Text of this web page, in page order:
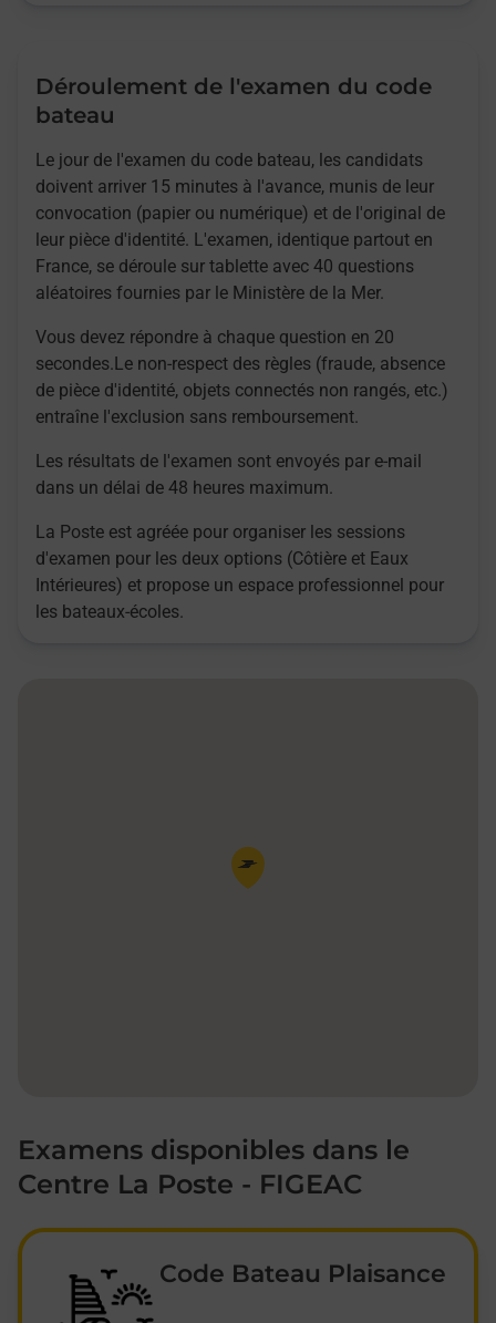
Déroulement de l'examen du code
bateau
Le jour de l'examen du code bateau, les candidats
doivent arriver 15 minutes à l'avance, munis de leur
convocation (papier ou numérique) et de l'original de
leur pièce d'identité. L'examen, identique partout en
France, se déroule sur tablette avec 40 questions
aléatoires fournies par le Ministère de la Mer.
Vous devez répondre à chaque question en 20
secondes.Le non-respect des règles (fraude, absence
de pièce d'identité, objets connectés non rangés, etc.)
entraîne l'exclusion sans remboursement.
Les résultats de l'examen sont envoyés par e-mail
dans un délai de 48 heures maximum.
La Poste est agréée pour organiser les sessions
d'examen pour les deux options (Côtière et Eaux
Intérieures) et propose un espace professionnel pour
les bateaux-écoles.
Pin de la carte
Examens disponibles dans le
Centre La Poste - FIGEAC
Code Bateau Plaisance